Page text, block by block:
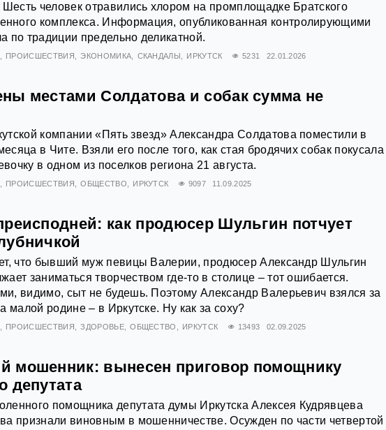
Шесть человек отравились хлором на промплощадке Братского
комплекса. Информация, опубликованная контролирующими
по традиции предельно деликатной.
ПРОИСШЕСТВИЯ ЭКОНОМИКА СКАНДАЛЫ ИРКУТСК 5231 22.01.2026
местами Солдатова и собак сумма не
компании «Пять звезд» Александра Солдатова поместили в
в Чите. Взяли его после того, как стая бродячих собак покусала
в одном из поселков региона 21 августа.
ПРОИСШЕСТВИЯ ОБЩЕСТВО ИРКУТСК 9097 11.09.2025
как продюсер Шульгин потчует
что бывший муж певицы Валерии, продюсер Александр Шульгин
заниматься творчеством где-то в столице – тот ошибается.
видимо, сыт не будешь. Поэтому Александр Валерьевич взялся за
малой родине – в Иркутске. Ну как за соху?
ПРОИСШЕСТВИЯ ЗДОРОВЬЕ ОБЩЕСТВО ИРКУТСК 13493 02.09.2025
мошенник: вынесен приговор помощнику
депутата
помощника депутата думы Иркутска Алексея Кудрявцева
признали виновным в мошенничестве. Осужден по части четвертой